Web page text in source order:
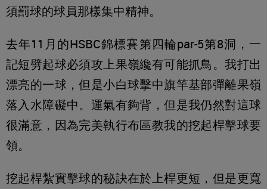
須罰球的球員那樣集中精神。
去年11月的HSBC錦標賽第四輪par-5第8洞，一
記短劈起球必須攻上果嶺纔有可能抓鳥。我打出
漂亮的一球，但是小白球擊中旗竿基部彈離果嶺
落入水障礙中。運氣有夠背，但是我仍然對這球
很滿意，因為完美執行布區教我的挖起桿擊球要
領。
挖起桿紮實擊球的秘訣在於上桿更短，但是更寬